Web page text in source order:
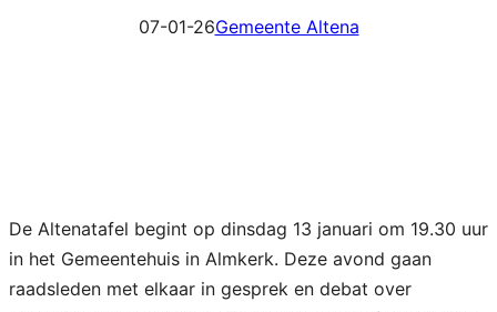
07-01-26Gemeente Altena
De Altenatafel begint op dinsdag 13 januari om 19.30 uur
in het Gemeentehuis in Almkerk. Deze avond gaan
raadsleden met elkaar in gesprek en debat over